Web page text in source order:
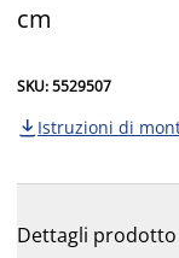
cm
SKU: 5529507
 Istruzioni di
Dettagli prodotto